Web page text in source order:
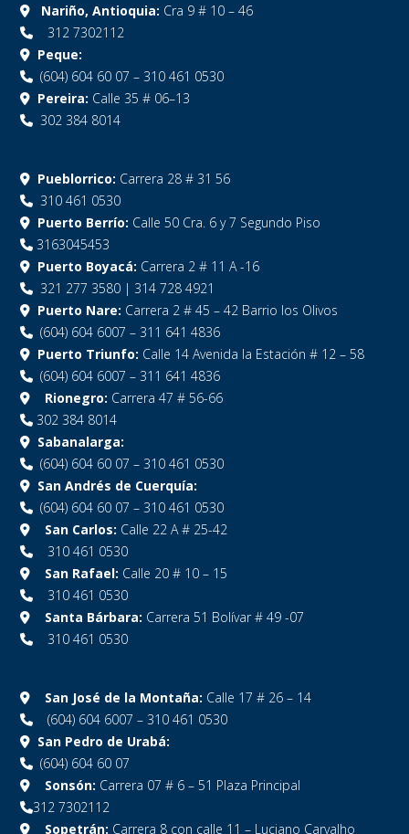
Nariño, Antioquia: Cra 9 # 10 – 46
312 7302112
Peque:
(604) 604 60 07 – 310 461 0530
Pereira: Calle 35 # 06–13
302 384 8014
Pueblorrico: Carrera 28 # 31 56
310 461 0530
Puerto Berrío: Calle 50 Cra. 6 y 7 Segundo Piso
3163045453
Puerto Boyacá: Carrera 2 # 11 A -16
321 277 3580 | 314 728 4921
Puerto Nare: Carrera 2 # 45 – 42 Barrio los Olivos
(604) 604 6007 – 311 641 4836
Puerto Triunfo: Calle 14 Avenida la Estación # 12 – 58
(604) 604 6007 – 311 641 4836
Rionegro: Carrera 47 # 56-66
302 384 8014
Sabanalarga:
(604) 604 60 07 – 310 461 0530
San Andrés de Cuerquía:
(604) 604 60 07 – 310 461 0530
San Carlos: Calle 22 A # 25-42
310 461 0530
San Rafael: Calle 20 # 10 – 15
310 461 0530
Santa Bárbara: Carrera 51 Bolívar # 49 -07
310 461 0530
San José de la Montaña: Calle 17 # 26 – 14
(604) 604 6007 – 310 461 0530
San Pedro de Urabá:
(604) 604 60 07
Sonsón: Carrera 07 # 6 – 51 Plaza Principal
312 7302112
Sopetrán: Carrera 8 con calle 11 – Luciano Carvalho